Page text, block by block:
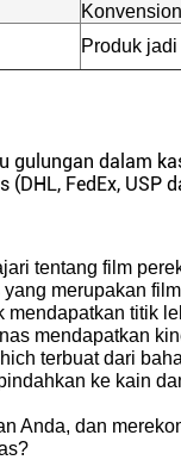
Produk jadi
gulungan dalam
FedEx, USP
tentang film
merupakan
titik
mendapatkan
terbuat dari
ke kain
Anda, dan